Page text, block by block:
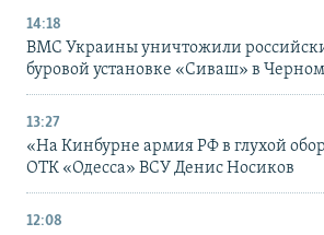
14:18
ВМС Украины уничтожили
буровой установке «Сиваш» в
13:27
«На Кинбурне армия РФ в глухой
ОТК «Одесса» ВСУ Денис Носиков
12:08